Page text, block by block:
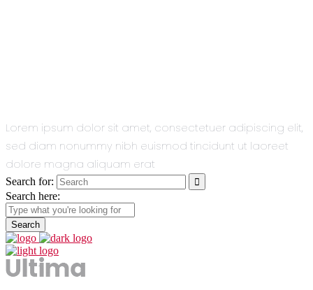
Lorem ipsum dolor sit amet, consectetuer adipiscing elit,
sed diam nonummy nibh euismod tincidunt ut laoreet
dolore magna aliquam erat
Search for:
Search here: